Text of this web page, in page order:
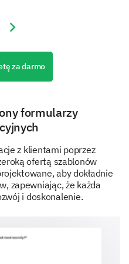
slide
Next slide
za darmo
formularzy
z klientami poprzez
ofertą szablonów
aby dokładnie
zapewniając, że każda
i doskonalenie.